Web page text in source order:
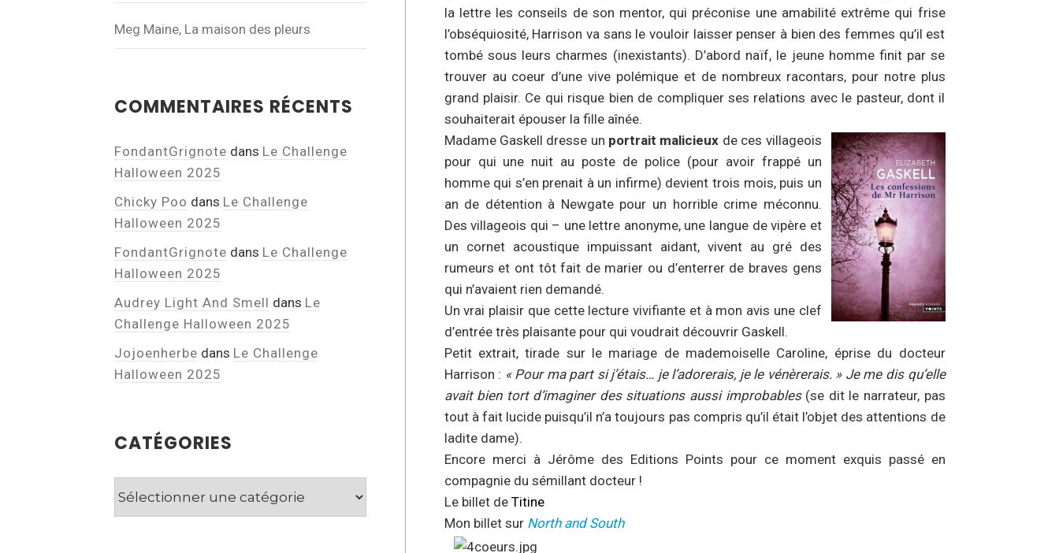
la lettre les conseils de son mentor, qui préconise une amabilité extrême qui frise
l’obséquiosité, Harrison va sans le vouloir laisser penser à bien des femmes qu’il est
tombé sous leurs charmes (inexistants). D’abord naïf, le jeune homme finit par se
trouver au coeur d’une vive polémique et de nombreux racontars, pour notre plus
grand plaisir. Ce qui risque bien de compliquer ses relations avec le pasteur, dont il
souhaiterait épouser la fille aînée.
Madame Gaskell dresse un portrait malicieux de ces villageois
pour qui une nuit au poste de police (pour avoir frappé un
homme qui s’en prenait à un infirme) devient trois mois, puis un
an de détention à Newgate pour un horrible crime méconnu.
Des villageois qui – une lettre anonyme, une langue de vipère et
un cornet acoustique impuissant aidant, vivent au gré des
rumeurs et ont tôt fait de marier ou d’enterrer de braves gens
qui n’avaient rien demandé.
Un vrai plaisir que cette lecture vivifiante et à mon avis une clef
d’entrée très plaisante pour qui voudrait découvrir Gaskell.
Petit extrait, tirade sur le mariage de mademoiselle Caroline, éprise du docteur
Harrison : « Pour ma part si j’étais… je l’adorerais, je le vénèrerais. » Je me dis qu’elle
avait bien tort d’imaginer des situations aussi improbables(se dit le narrateur, pas
tout à fait lucide puisqu’il n’a toujours pas compris qu’il était l’objet des attentions de
ladite dame).
Encore merci à Jérôme des Editions Points pour ce moment exquis passé en
compagnie du sémillant docteur !
Le billet de Titine
Mon billet sur North and South
Meg Maine, La maison des pleurs
COMMENTAIRES RÉCENTS
FondantGrignote dans Le Challenge
Halloween 2025
Chicky Poo dans Le Challenge
Halloween 2025
FondantGrignote dans Le Challenge
Halloween 2025
Audrey Light And Smell dans Le
Challenge Halloween 2025
Jojoenherbe dans Le Challenge
Halloween 2025
CATÉGORIES
Catégories